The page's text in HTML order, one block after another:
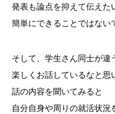
発表も論点を抑えて伝えた
簡単にできることではない
そして、学生さん同士が違
楽しくお話しているなと思
話の内容を聞いてみると
自分自身や周りの就活状況